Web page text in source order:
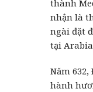
thành
nhận là
ngài đặt
tại
Năm
hành